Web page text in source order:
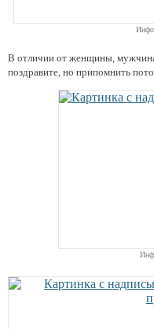
В отличии от женщины,
поздравите, но припомнить